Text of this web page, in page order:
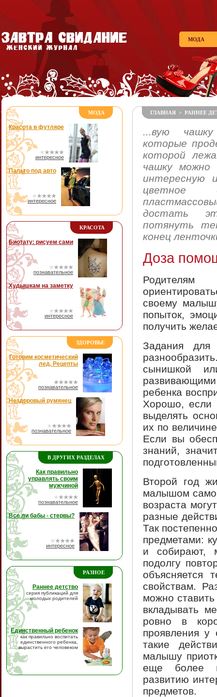
МОДА
МОДА
Красота в футляре
интересное
Пальто под авто
интересное
КРАСОТА
Биотату: рисуем сами
познавательное
Худышкам на заметку
интересное
ЗДОРОВЬЕ
Готовим косметический
лед. Рецепты
познавательное
Нездоровый румянец
познавательное
В ДРУГИХ РАЗДЕЛАХ
Как правильно
управлять своим
мужчиной
познавательное
Все ли бабы - стервы?
интересное
РАЗНОЕ
Раннее детство
серия публикаций для
молодых родителей
Единственный ребенок
как правильно воспитать
единственного ребенка,
вырастить его человеком
ГЛАВНАЯ > РАННЕЕ
...вую
которые
которой
чашку можно
интересную
цветное
достать
потянуть
конец
Доза
своему
попыток,
получить
Задания для
сынишкой
ребенка
Хорошо, если
выделять
их по
Если вы
знаний,
Второй год
малышом
возраста
разные
Так
предметами:
и собирают,
подолгу
объясняется
свойствам.
можно
вкладывать
ровно в
проявления у
такие
малышу
еще более
развитию
предметов.